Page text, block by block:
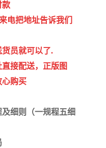
款
电把地址告诉我们
员就可以了.
接配送，正版图
心购买
细则（一规程五细
验评定标准
内河沿海港口疏浚定额
依据
浙江省建设工程预算定额
重庆市建设工程计价定额
深圳市建设工程消耗量定